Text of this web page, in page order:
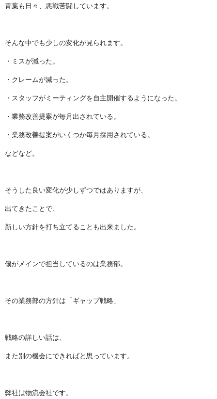
青葉も日々、悪戦苦闘しています。
そんな中でも少しの変化が見られます。
・ミスが減った。
・クレームが減った。
・スタッフがミーティングを自主開催するようになった。
・業務改善提案が毎月出されている。
・業務改善提案がいくつか毎月採用されている。
などなど。
そうした良い変化が少しずつではありますが、
出てきたことで、
新しい方針を打ち立てることも出来ました。
僕がメインで担当しているのは業務部。
その業務部の方針は「ギャップ戦略」
戦略の詳しい話は、
また別の機会にできればと思っています。
弊社は物流会社です。